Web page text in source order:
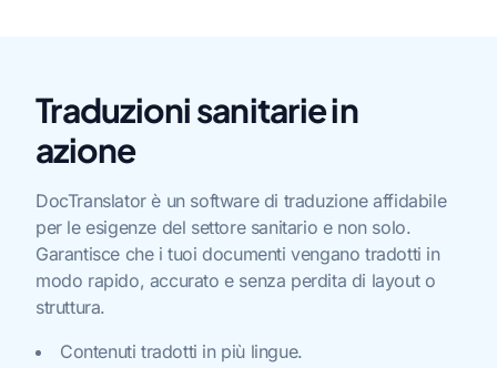
Traduzioni sanitarie in
azione
DocTranslator è un software di traduzione affidabile
per le esigenze del settore sanitario e non solo.
Garantisce che i tuoi documenti vengano tradotti in
modo rapido, accurato e senza perdita di layout o
struttura.
Contenuti tradotti in più lingue.